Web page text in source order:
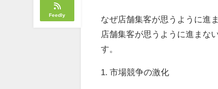
Feedly
なぜ店舗集客が思うように進
店舗集客が思うように進まな
す。
1. 市場競争の激化